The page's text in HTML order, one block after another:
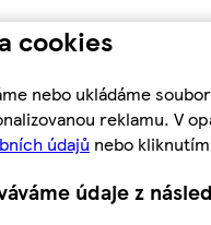
cookies
nebo ukládáme
reklamu. V
údajů nebo
údaje z